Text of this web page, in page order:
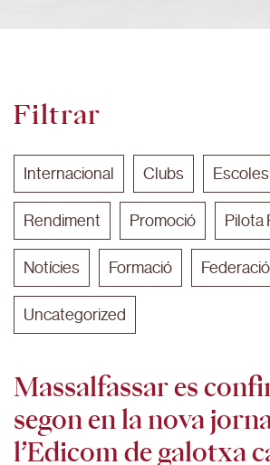
Filtrar
Internacional Clubs Escoles
Rendiment Promoció Pilota
Notícies Formació Federació
Uncategorized
Massalfassar es
segon en la nova
l’Edicom de galotxa